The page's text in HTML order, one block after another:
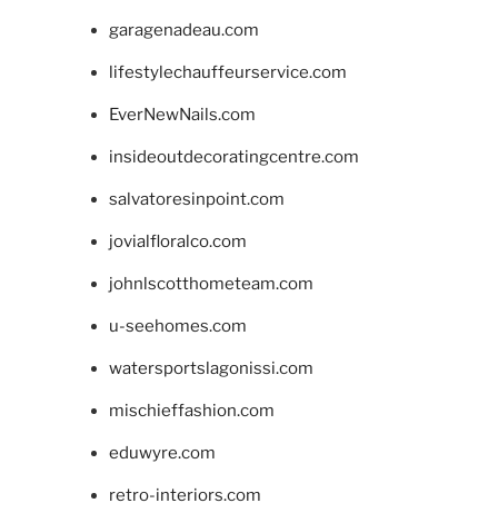
garagenadeau.com
lifestylechauffeurservice.com
EverNewNails.com
insideoutdecoratingcentre.com
salvatoresinpoint.com
jovialfloralco.com
johnlscotthometeam.com
u-seehomes.com
watersportslagonissi.com
mischieffashion.com
eduwyre.com
retro-interiors.com